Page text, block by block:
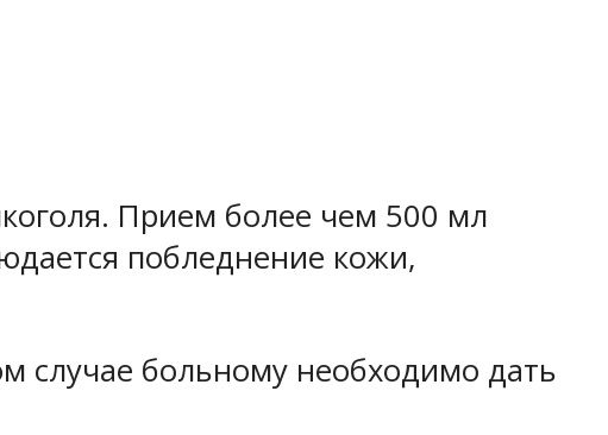
Прием более чем 500 мл
побледнение кожи,
случае больному необходимо дать